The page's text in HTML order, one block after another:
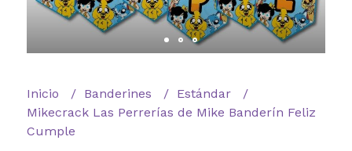
Inicio Banderines
Estándar
Mikecrack Las Perrerías de Mike Banderín Feliz
Cumple